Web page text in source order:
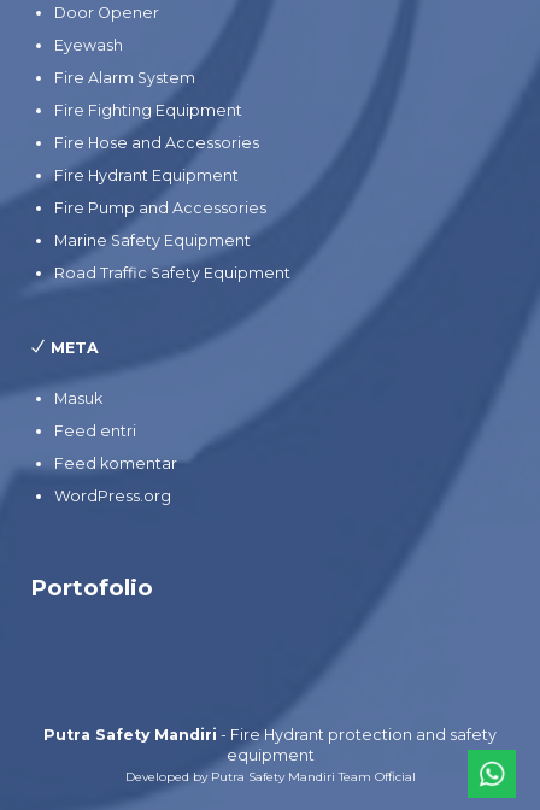
Door Opener
Eyewash
Fire Alarm System
Fire Fighting Equipment
Fire Hose and Accessories
Fire Hydrant Equipment
Fire Pump and Accessories
Marine Safety Equipment
Road Traffic Safety Equipment
META
Masuk
Feed entri
Feed komentar
WordPress.org
Portofolio
Putra Safety Mandiri - Fire Hydrant protection and safety
equipment
Developed by Putra Safety Mandiri Team Official